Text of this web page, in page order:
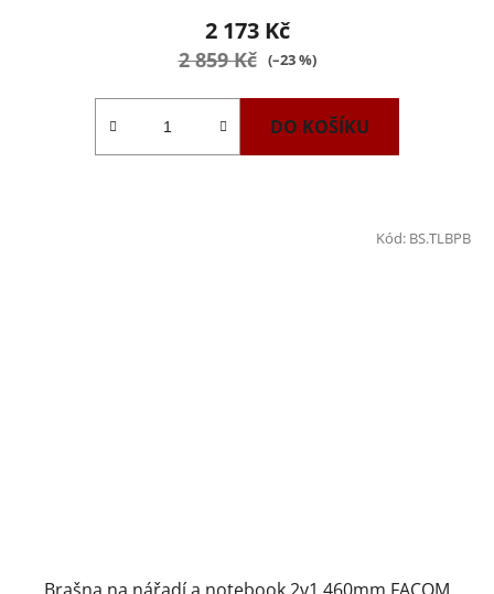
2 173 Kč
2 859 Kč (–23 %)
DO KOŠÍKU
Brašna na nářadí a notebook 2v1 460mm FACOM
Kód: BS.TLBPB